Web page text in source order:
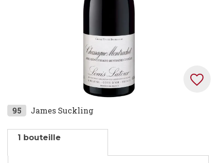
Skip
the
of
95 James Suckling
1 bouteille